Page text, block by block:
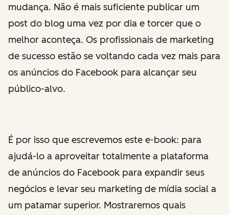
mudança. Não é mais suficiente publicar um
post do blog uma vez por dia e torcer que o
melhor aconteça. Os profissionais de marketing
de sucesso estão se voltando cada vez mais para
os anúncios do Facebook para alcançar seu
público-alvo.
É por isso que escrevemos este e-book: para
ajudá-lo a aproveitar totalmente a plataforma
de anúncios do Facebook para expandir seus
negócios e levar seu marketing de mídia social a
um patamar superior. Mostraremos quais